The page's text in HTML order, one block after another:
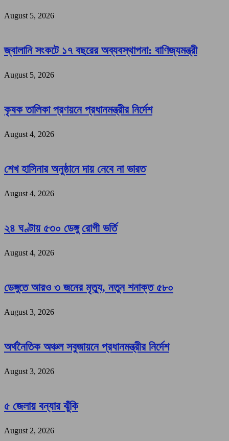
August 5, 2026
জ্বালানি সংকটে ১৭ বছরের অব্যবস্থাপনা: বাণিজ্যমন্ত্রী
August 5, 2026
কৃষক তালিকা প্রণয়নে প্রধানমন্ত্রীর নির্দেশ
August 4, 2026
শেখ হাসিনার অনুষ্ঠানে দায় নেবে না ভারত
August 4, 2026
২৪ ঘণ্টায় ৫৩০ ডেঙ্গু রোগী ভর্তি
August 4, 2026
ডেঙ্গুতে আরও ৩ জনের মৃত্যু, নতুন শনাক্ত ৫৮০
August 3, 2026
অর্থনৈতিক অঞ্চল সবুজায়নে প্রধানমন্ত্রীর নির্দেশ
August 3, 2026
৫ জেলায় বন্যার ঝুঁকি
August 2, 2026